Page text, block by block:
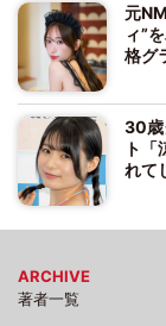
元
ィ”
格グ
30歳
ト
れて
ARCHIVE
著者一覧